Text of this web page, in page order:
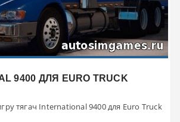
9400 ДЛЯ EURO TRUCK
тягач International 9400 для Euro Truck